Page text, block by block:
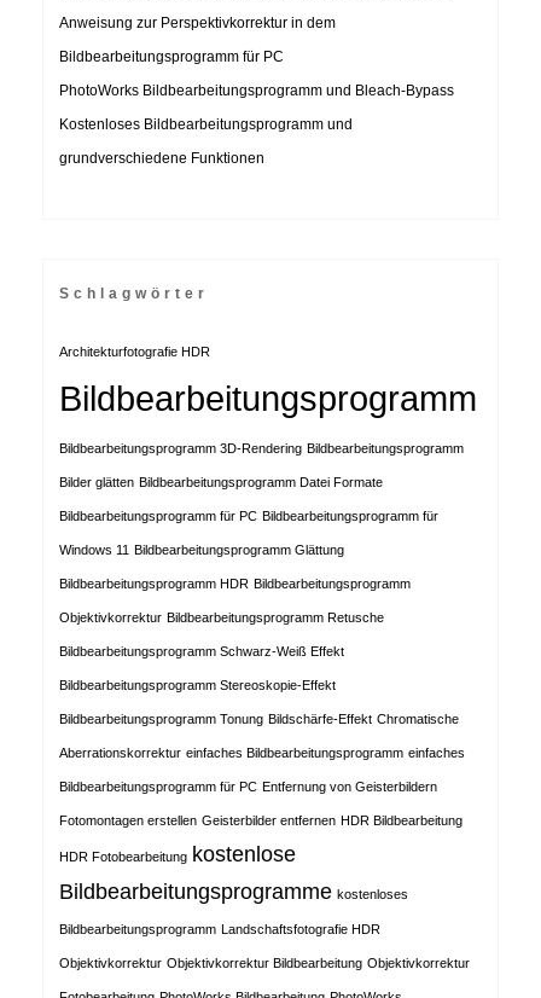
Anweisung zur Perspektivkorrektur in dem
Bildbearbeitungsprogramm für PC
PhotoWorks Bildbearbeitungsprogramm und Bleach-Bypass
Kostenloses Bildbearbeitungsprogramm und
grundverschiedene Funktionen
Schlagwörter
Architekturfotografie HDR
Bildbearbeitungsprogramm
Bildbearbeitungsprogramm 3D-Rendering Bildbearbeitungsprogramm
Bilder glätten Bildbearbeitungsprogramm Datei Formate
Bildbearbeitungsprogramm für PC Bildbearbeitungsprogramm für
Windows 11 Bildbearbeitungsprogramm Glättung
Bildbearbeitungsprogramm HDR Bildbearbeitungsprogramm
Objektivkorrektur Bildbearbeitungsprogramm Retusche
Bildbearbeitungsprogramm Schwarz-Weiß Effekt
Bildbearbeitungsprogramm Stereoskopie-Effekt
Bildbearbeitungsprogramm Tonung Bildschärfe-Effekt Chromatische
Aberrationskorrektur einfaches Bildbearbeitungsprogramm einfaches
Bildbearbeitungsprogramm für PC Entfernung von Geisterbildern
Fotomontagen erstellen Geisterbilder entfernen HDR Bildbearbeitung
HDR Fotobearbeitung kostenlose
Bildbearbeitungsprogramme kostenloses
Bildbearbeitungsprogramm Landschaftsfotografie HDR
Objektivkorrektur Objektivkorrektur Bildbearbeitung Objektivkorrektur